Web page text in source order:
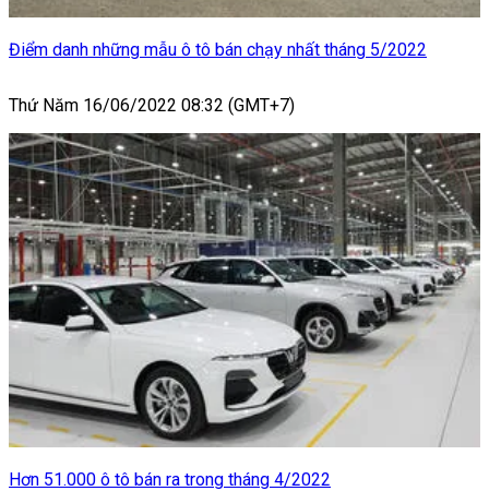
Điểm danh những mẫu ô tô bán chạy nhất tháng 5/2022
Thứ Năm 16/06/2022 08:32 (GMT+7)
Hơn 51.000 ô tô bán ra trong tháng 4/2022